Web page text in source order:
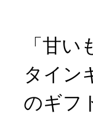
「甘
タイン
のギフ